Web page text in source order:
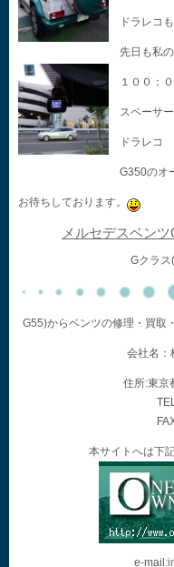
ドラレコ
先日も私
１００：
スペーサ
ドラレコ
G350のオ
お待ちしております。
メルセデスベン
Gクラ
G55)からベンツの修理・買取
会社名：
住所:東京
本サイトへは下
e-mail: